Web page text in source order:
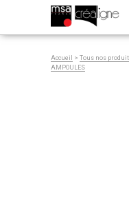
Accueil > Tous nos
AMPOULES